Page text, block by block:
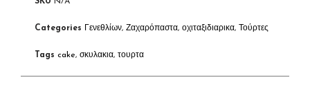
Categories Γενεθλίων, Ζαχαρόπαστα, οχιταξιδιαρικα, Τούρτες
Tags cake, σκυλακια, τουρτα